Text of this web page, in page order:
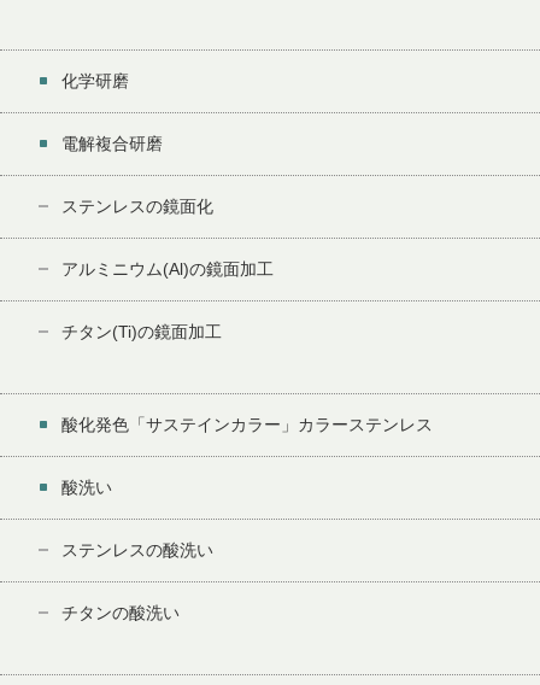
化学研磨
電解複合研磨
ステンレスの鏡面化
アルミニウム(Al)の鏡面加工
チタン(Ti)の鏡面加工
酸化発色「サステインカラー」カラーステンレス
酸洗い
ステンレスの酸洗い
チタンの酸洗い